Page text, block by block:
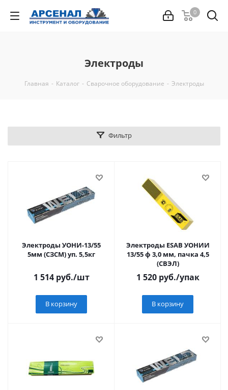
0
Электроды
Главная - Каталог - Сварочное оборудование - Электроды
Фильтр
Электроды УОНИ-13/55
5мм (СЗСМ) уп. 5,5кг
1 514руб./шт
В корзину
Электроды ESAB УОНИИ
13/55 ф 3,0 мм, пачка 4,5
(СВЭЛ)
1 520руб./упак
В корзину